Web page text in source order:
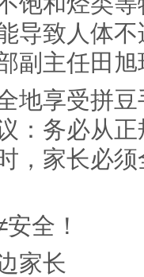
导致人体
副主任田
地享受拼
：务必从
，家长必
全！
家长